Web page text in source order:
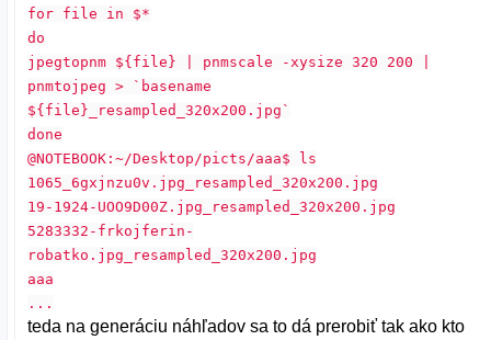
for file in $*
do
jpegtopnm ${file} | pnmscale -xysize 320 200 |
pnmtojpeg > `basename
${file}_resampled_320x200.jpg`
done
@NOTEBOOK:~/Desktop/picts/aaa$ ls
1065_6gxjnzu0v.jpg_resampled_320x200.jpg
19-1924-UOO9D00Z.jpg_resampled_320x200.jpg
5283332-frkojferin-
robatko.jpg_resampled_320x200.jpg
aaa
...
teda na generáciu náhľadov sa to dá prerobiť tak ako kto